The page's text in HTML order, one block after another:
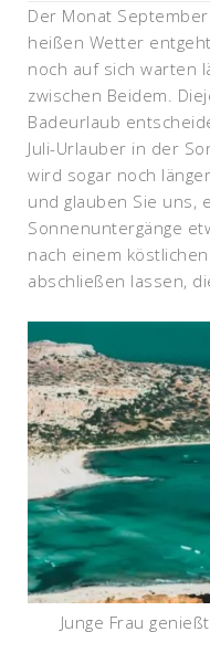
Der Monat
heißen Wetter
noch auf sich warten
zwischen Beidem.
Badeurlaub
Juli-Urlauber in der
wird sogar noch
und glauben Sie uns,
Sonnenuntergänge
nach einem
abschließen lassen,
Junge Frau